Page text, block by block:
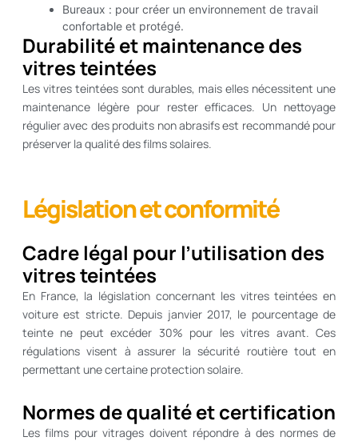
Bureaux : pour créer un environnement de travail
confortable et protégé.
Durabilité et maintenance des
vitres teintées
Les vitres teintées sont durables, mais elles nécessitent une
maintenance légère pour rester efficaces. Un nettoyage
régulier avec des produits non abrasifs est recommandé pour
préserver la qualité des films solaires.
Législation et conformité
Cadre légal pour l’utilisation des
vitres teintées
En France, la législation concernant les vitres teintées en
voiture est stricte. Depuis janvier 2017, le pourcentage de
teinte ne peut excéder 30% pour les vitres avant. Ces
régulations visent à assurer la sécurité routière tout en
permettant une certaine protection solaire.
Normes de qualité et certification
Les films pour vitrages doivent répondre à des normes de